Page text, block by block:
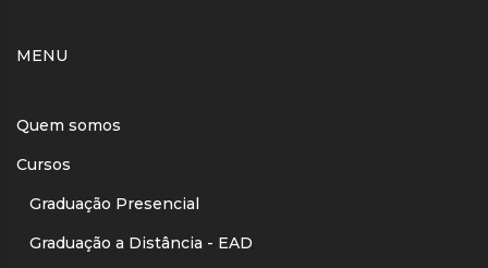
MENU
Quem somos
Cursos
Graduação Presencial
Graduação a Distância - EAD